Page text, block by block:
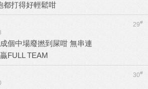
都打得好輕鬆咁
29#
個中場廢撚到屎咁 無串連
FULL TEAM
30#